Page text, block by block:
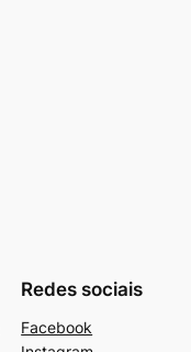
Redes sociais
Facebook